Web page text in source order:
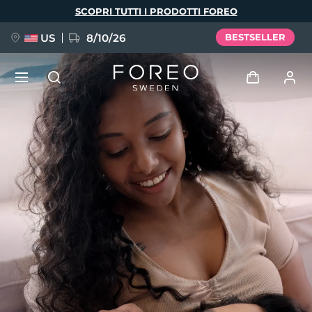
SCOPRI TUTTI I PRODOTTI FOREO
US 8/10/26 BESTSELLER
Profilo utente
I miei dispositivi
I miei ordini
I miei indirizzi
I miei abbonamenti
NUOVO
FAQ™ Pure Beauty-Tech Elixir
BREAKING NEWS
issa™ Teeth Whitening Set
Lingua
English Deutsch
Español
Français
Italiano
Português
Polski
Svenska
Русский
Türkçe
简体中文 繁體中文